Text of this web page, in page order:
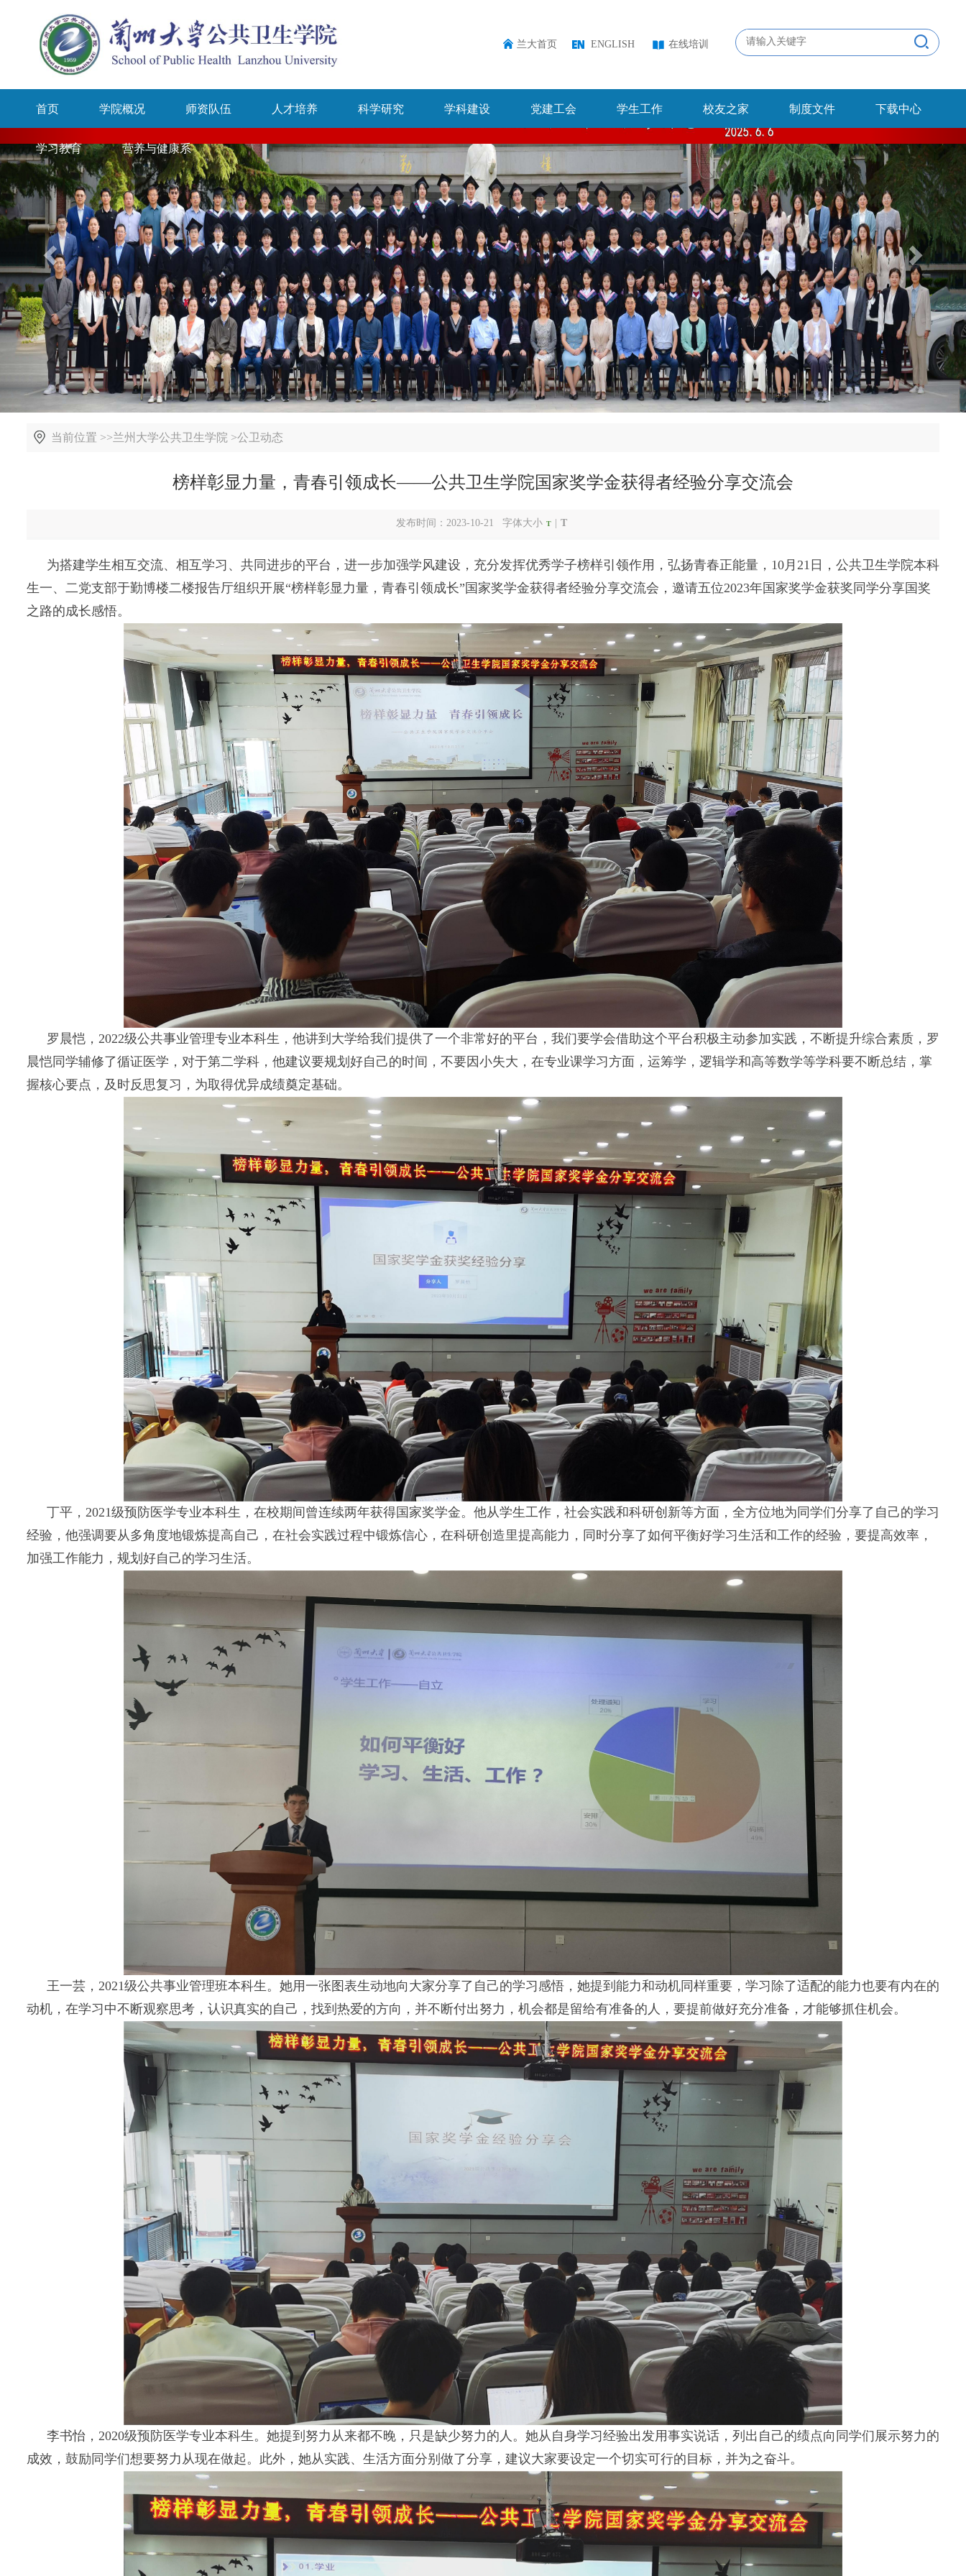
在线培训
ENGLISH
兰大首页
首页 学院概况 师资队伍 人才培养 科学研究 学科建设 党建工会 学生工作 校友之家 制度文件 下载中心
学习教育 营养与健康系
当前位置 >>兰州大学公共卫生学院 >公卫动态
榜样彰显力量，青春引领成长——公共卫生学院国家奖学金获得者经验分享交流会
发布时间：2023-10-21 字体大小 T T
为搭建学生相互交流、相互学习、共同进步的平台，进一步加强学风建设，充分发挥优秀学子榜样引领作用，弘扬青春正能量，10月21日，公共卫生学院本科
生一、二党支部于勤博楼二楼报告厅组织开展“榜样彰显力量，青春引领成长”国家奖学金获得者经验分享交流会，邀请五位2023年国家奖学金获奖同学分享国奖
之路的成长感悟。
罗晨恺，2022级公共事业管理专业本科生，他讲到大学给我们提供了一个非常好的平台，我们要学会借助这个平台积极主动参加实践，不断提升综合素质，罗
晨恺同学辅修了循证医学，对于第二学科，他建议要规划好自己的时间，不要因小失大，在专业课学习方面，运筹学，逻辑学和高等数学等学科要不断总结，掌
握核心要点，及时反思复习，为取得优异成绩奠定基础。
丁平，2021级预防医学专业本科生，在校期间曾连续两年获得国家奖学金。他从学生工作，社会实践和科研创新等方面，全方位地为同学们分享了自己的学习
经验，他强调要从多角度地锻炼提高自己，在社会实践过程中锻炼信心，在科研创造里提高能力，同时分享了如何平衡好学习生活和工作的经验，要提高效率，
加强工作能力，规划好自己的学习生活。
王一芸，2021级公共事业管理班本科生。她用一张图表生动地向大家分享了自己的学习感悟，她提到能力和动机同样重要，学习除了适配的能力也要有内在的
动机，在学习中不断观察思考，认识真实的自己，找到热爱的方向，并不断付出努力，机会都是留给有准备的人，要提前做好充分准备，才能够抓住机会。
李书怡，2020级预防医学专业本科生。她提到努力从来都不晚，只是缺少努力的人。她从自身学习经验出发用事实说话，列出自己的绩点向同学们展示努力的
成效，鼓励同学们想要努力从现在做起。此外，她从实践、生活方面分别做了分享，建议大家要设定一个切实可行的目标，并为之奋斗。